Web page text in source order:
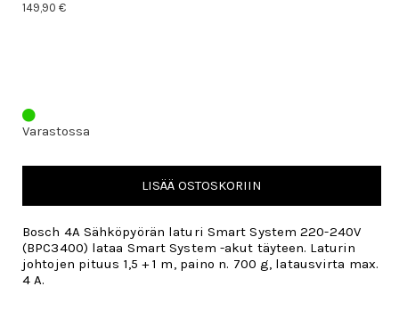
149,90 €
Varastossa
LISÄÄ OSTOSKORIIN
Bosch 4A Sähköpyörän laturi Smart System 220-240V
(BPC3400) lataa Smart System -akut täyteen. Laturin
johtojen pituus 1,5 + 1 m, paino n. 700 g, latausvirta max.
4 A.